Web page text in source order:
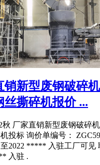
销新型废钢破碎
丝撕碎机报价 ...
秋 厂家直销新型废钢破碎
投标 询价单编号：
2022 ***** 入驻工厂可见
入驻 .